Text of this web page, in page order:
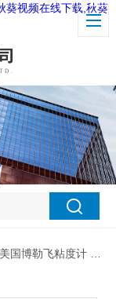
葵视频在线下载,秋葵
美国博勒飞粘度计